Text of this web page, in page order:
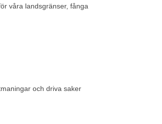
våra landsgränser, fånga
och driva saker